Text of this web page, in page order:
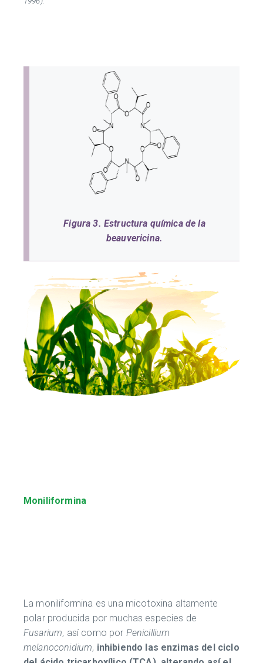
Figura 3. Estructura química de la
beauvericina.
Moniliformina
La moniliformina es una micotoxina altamente
polar producida por muchas especies de
Fusarium, así como por Penicillium
melanoconidium, inhibiendo las enzimas del ciclo